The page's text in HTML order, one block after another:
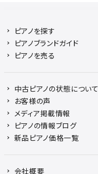
ピアノを探す
ピアノブランドガイド
ピアノを売る
中古ピアノの状態について
お客様の声
メディア掲載情報
ピアノの情報ブログ
新品ピアノ価格一覧
会社概要